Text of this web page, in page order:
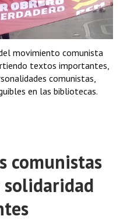
movimiento comunista
textos importantes,
comunistas,
en las bibliotecas.
comunistas
solidaridad